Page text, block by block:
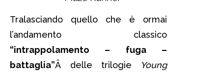
Tralasciando quello che è ormai
l’andamento classico
“intrappolamento – fuga –
battaglia”Â delle trilogie Young